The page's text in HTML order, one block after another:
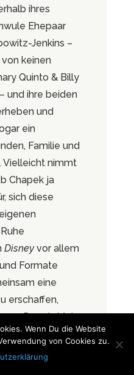
ihres
Ehepaar
Jenkins –
keinen
Quinto & Billy
und ihre beiden
und
ein
Familie und
Vielleicht nimmt
Chapek ja
sich diese
Disneyvor allem
Formate
eine
erschaffen,
ProudsMut
ja auch ihn in
Wenn Du die Website
von Cookies zu.